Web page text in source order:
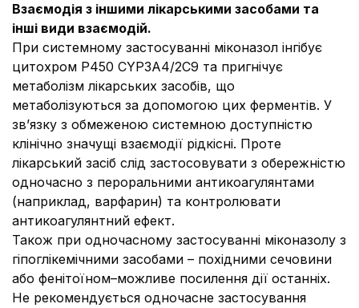
Взаємодія з іншими лікарськими засобами та
інші види взаємодій.
При системному застосуванні міконазол інгібує
цитохром Р450 CYP3A4/2C9 та пригнічує
метаболізм лікарських засобів, що
метаболізуються за допомогою цих ферментів. У
зв’язку з обмеженою системною доступністю
клінічно значущі взаємодії рідкісні. Проте
лікарський засіб слід застосовувати з обережністю
одночасно з пероральними антикоагулянтами
(наприклад, варфарин) та контролювати
антикоагулянтний ефект.
Також при одночасному застосуванні міконазолу з
гіпоглікемічними засобами – похідними сечовини
або фенітоїном–можливе посилення дії останніх.
Не рекомендується одночасне застосування